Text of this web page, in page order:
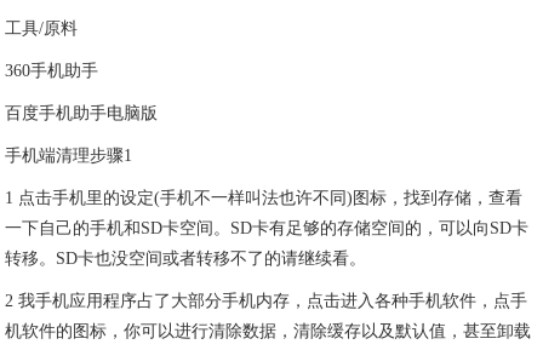
工具/原料
360手机助手
百度手机助手电脑版
手机端清理步骤1
1 点击手机里的设定(手机不一样叫法也许不同)图标，找到存储，查看
一下自己的手机和SD卡空间。SD卡有足够的存储空间的，可以向SD卡
转移。SD卡也没空间或者转移不了的请继续看。
2 我手机应用程序占了大部分手机内存，点击进入各种手机软件，点手
机软件的图标，你可以进行清除数据，清除缓存以及默认值，甚至卸载